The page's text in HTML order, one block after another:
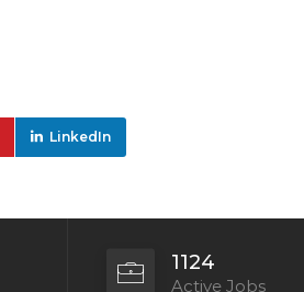
LinkedIn
1124
Active Jobs